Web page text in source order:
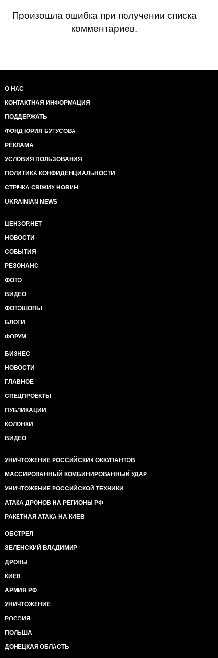
Произошла ошибка при получении списка
комментариев.
О НАС
КОНТАКТНАЯ ИНФОРМАЦИЯ
ПОДДЕРЖАТЬ
ФОНД ЮРИЯ БУТУСОВА
РЕКЛАМА
УСЛОВИЯ ПОЛЬЗОВАНИЯ
ПОЛИТИКА КОНФИДЕНЦИАЛЬНОСТИ
СТРІЧКА СВІЖИХ НОВИН
UKRAINIAN NEWS
ЦЕНЗОР.НЕТ
НОВОСТИ
СОБЫТИЯ
РЕЗОНАНС
ФОТО
ВИДЕО
ФОТОШОПЫ
БЛОГИ
ФОРУМ
БИЗНЕС
НОВОСТИ
ГЛАВНОЕ
СПЕЦПРОЕКТЫ
ПУБЛИКАЦИИ
КОЛОНКИ
ВИДЕО
УНИЧТОЖЕНИЕ РОССИЙСКИХ ОККУПАНТОВ
МАССИРОВАННЫЙ КОМБИНИРОВАННЫЙ УДАР
УНИЧТОЖЕНИЕ РОССИЙСКОЙ ТЕХНИКИ
АТАКА ДРОНОВ НА РЕГИОНЫ РФ
РАКЕТНАЯ АТАКА НА КИЕВ
ОБСТРЕЛ
ЗЕЛЕНСКИЙ ВЛАДИМИР
ДРОНЫ
КИЕВ
АРМИЯ РФ
УНИЧТОЖЕНИЕ
РОССИЯ
ПОЛЬША
ДОНЕЦКАЯ ОБЛАСТЬ